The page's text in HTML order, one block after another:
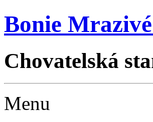
Bonie
Chovatelská
Menu